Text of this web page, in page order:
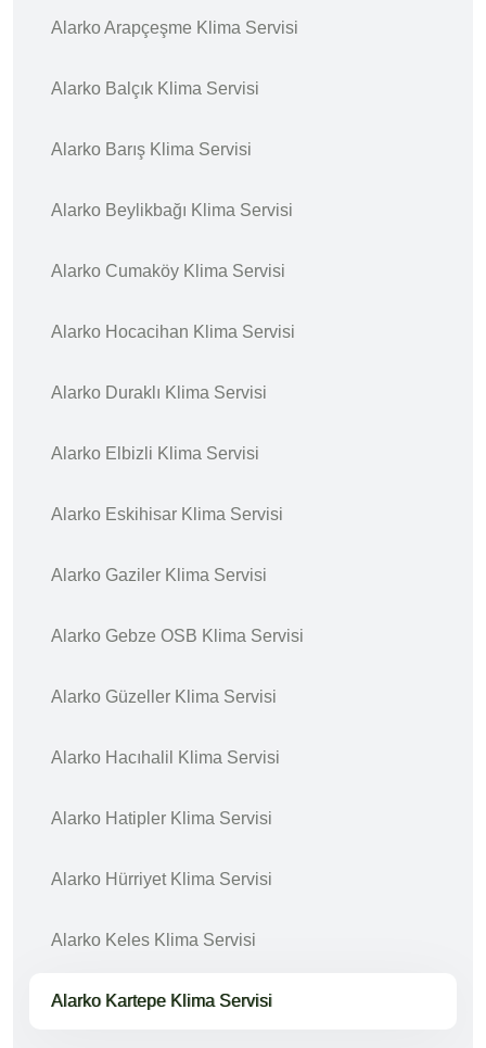
Alarko Arapçeşme Klima Servisi
Alarko Balçık Klima Servisi
Alarko Barış Klima Servisi
Alarko Beylikbağı Klima Servisi
Alarko Cumaköy Klima Servisi
Alarko Hocacihan Klima Servisi
Alarko Duraklı Klima Servisi
Alarko Elbizli Klima Servisi
Alarko Eskihisar Klima Servisi
Alarko Gaziler Klima Servisi
Alarko Gebze OSB Klima Servisi
Alarko Güzeller Klima Servisi
Alarko Hacıhalil Klima Servisi
Alarko Hatipler Klima Servisi
Alarko Hürriyet Klima Servisi
Alarko Keles Klima Servisi
Alarko Kartepe Klima Servisi